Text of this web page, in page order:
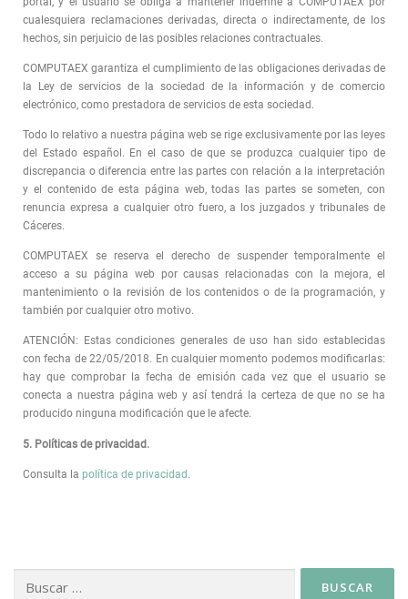
cualesquiera reclamaciones derivadas, directa o indirectamente, de los
hechos, sin perjuicio de las posibles relaciones contractuales.
COMPUTAEX garantiza el cumplimiento de las obligaciones derivadas de
la Ley de servicios de la sociedad de la información y de comercio
electrónico, como prestadora de servicios de esta sociedad.
Todo lo relativo a nuestra página web se rige exclusivamente por las leyes
del Estado español. En el caso de que se produzca cualquier tipo de
discrepancia o diferencia entre las partes con relación a la interpretación
y el contenido de esta página web, todas las partes se someten, con
renuncia expresa a cualquier otro fuero, a los juzgados y tribunales de
Cáceres.
COMPUTAEX se reserva el derecho de suspender temporalmente el
acceso a su página web por causas relacionadas con la mejora, el
mantenimiento o la revisión de los contenidos o de la programación, y
también por cualquier otro motivo.
ATENCIÓN: Estas condiciones generales de uso han sido establecidas
con fecha de 22/05/2018. En cualquier momento podemos modificarlas:
hay que comprobar la fecha de emisión cada vez que el usuario se
conecta a nuestra página web y así tendrá la certeza de que no se ha
producido ninguna modificación que le afecte.
5. Políticas de privacidad.
Consulta la política de privacidad.